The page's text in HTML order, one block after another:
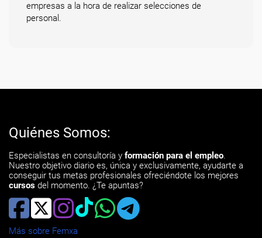
empresas a la hora de realizar selecciones de
personal.
Quiénes Somos:
Especialistas en consultoría y formación para el empleo.
Nuestro objetivo diario es, única y exclusivamente, ayudarte a
conseguir tus metas profesionales ofreciéndote los mejores
cursos del momento. ¿Te apuntas?
Más sobre Femxa